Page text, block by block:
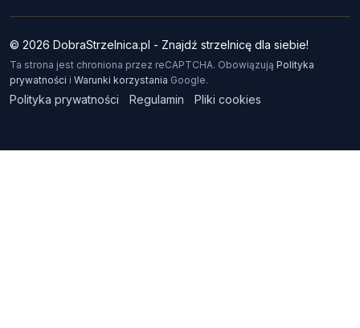
© 2026 DobraStrzelnica.pl - Znajdź strzelnicę dla siebie!
Ta strona jest chroniona przez reCAPTCHA. Obowiązują Polityka
prywatności i Warunki korzystania Google.
Polityka prywatności Regulamin Pliki cookies